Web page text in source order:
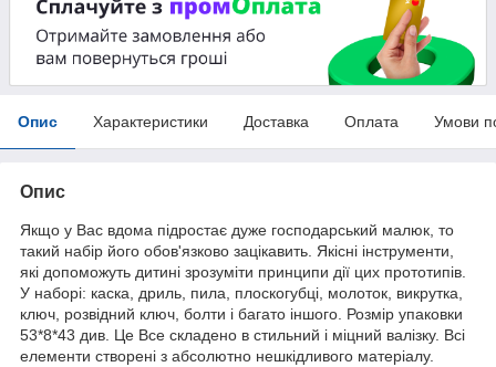
Опис Характеристики Доставка Оплата Умови
Опис
Якщо у Вас вдома підростає дуже господарський малюк, то
такий набір його обов'язково зацікавить. Якісні інструменти,
які допоможуть дитині зрозуміти принципи дії цих прототипів.
У наборі: каска, дриль, пила, плоскогубці, молоток, викрутка,
ключ, розвідний ключ, болти і багато іншого. Розмір упаковки
53*8*43 див. Це Все складено в стильний і міцний валізку. Всі
елементи створені з абсолютно нешкідливого матеріалу.